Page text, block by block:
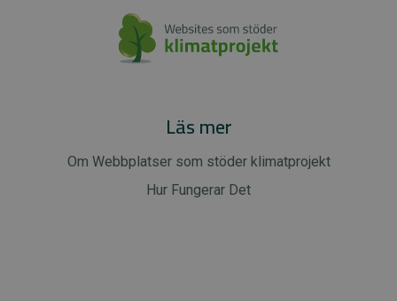
Läs mer
Om Webbplatser som stöder klimatprojekt
Hur Fungerar Det